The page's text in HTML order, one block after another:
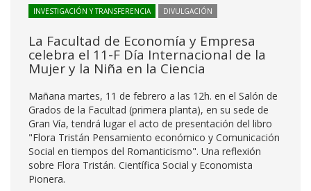
INVESTIGACIÓN Y TRANSFERENCIA DIVULGACIÓN
La Facultad de Economía y Empresa
celebra el 11-F Día Internacional de la
Mujer y la Niña en la Ciencia
Mañana martes, 11 de febrero a las 12h. en el Salón de
Grados de la Facultad (primera planta), en su sede de
Gran Vía, tendrá lugar el acto de presentación del libro
"Flora Tristán Pensamiento económico y Comunicación
Social en tiempos del Romanticismo". Una reflexión
sobre Flora Tristán. Científica Social y Economista
Pionera.